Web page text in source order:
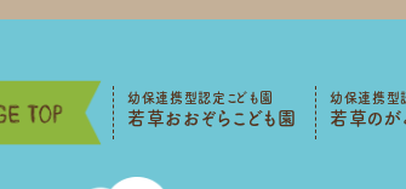
幼保連携型認定こども園
若草おおぞらこども園
幼保連携型
若草のが